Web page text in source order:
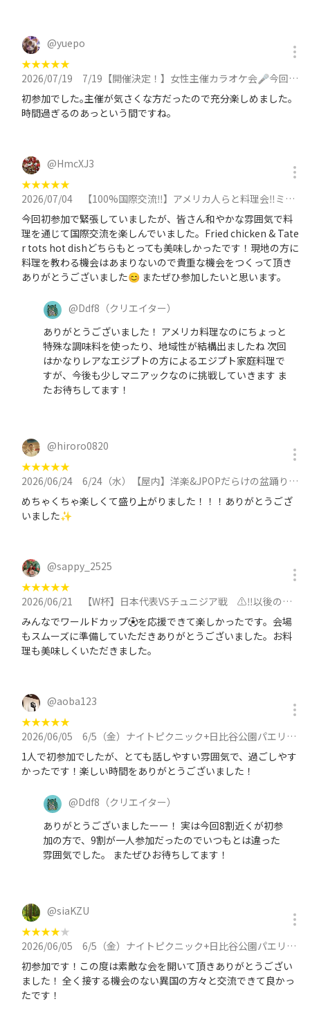
@yuepo
★★★★★
2026/07/19
7/19【開催決定！】女性主催カラオケ会🎤今回はついに2部屋‼️に参加
初参加でした｡主催が気さくな方だったので充分楽しめました。
時間過ぎるのあっという間ですね。
@HmcXJ3
★★★★★
2026/07/04
【100%国際交流‼️】アメリカ人らと料理会‼️ミネソタ他の郷土料理挑戦！あと２名で〆切に参加
今回初参加で緊張していましたが、皆さん和やかな雰囲気で料
理を通じて国際交流を楽しんでいました。Fried chicken & Tate
r tots hot dishどちらもとっても美味しかったです！現地の方に
料理を教わる機会はあまりないので貴重な機会をつくって頂き
ありがとうございました😊 またぜひ参加したいと思います。
@Ddf8 （クリエイター）
ありがとうございました！ アメリカ料理なのにちょっと
特殊な調味料を使ったり、地域性が結構出ましたね 次回
はかなりレアなエジプトの方によるエジプト家庭料理で
すが、今後も少しマニアックなのに挑戦していきます ま
たお待ちしてます！
@hiroro0820
★★★★★
2026/06/24
6/24（水）【屋内】洋楽&JPOPだらけの盆踊り！大量のOLサラリーマンと踊ろう【途中参加歓迎】⭐️宴会テーブル有に参加
めちゃくちゃ楽しくて盛り上がりました！！！ありがとうござ
いました✨
@sappy_2525
★★★★★
2026/06/21
【W杯】日本代表VSチュニジア戦 ⚠️‼️以後の参加者は第二会場（第１会場から徒歩5分）のみ【男女どちらもOK】に参加
みんなでワールドカップ⚽️を応援できて楽しかったです。会場
もスムーズに準備していただきありがとうございました。お料
理も美味しくいただきました。
@aoba123
★★★★★
2026/06/05
6/5（金）ナイトピクニック+日比谷公園パエリア・タパス祭り2026【19:00以降途中参加OK】に参加
1人で初参加でしたが、とても話しやすい雰囲気で、過ごしやす
かったです！楽しい時間をありがとうございました！
@Ddf8 （クリエイター）
ありがとうございましたーー！ 実は今回8割近くが初参
加の方で、9割が一人参加だったのでいつもとは違った
雰囲気でした。 またぜひお待ちしてます！
@siaKZU
★★★★★
2026/06/05
6/5（金）ナイトピクニック+日比谷公園パエリア・タパス祭り2026【19:00以降途中参加OK】に参加
初参加です！この度は素敵な会を開いて頂きありがとうござい
ました！ 全く接する機会のない異国の方々と交流できて良かっ
たです！